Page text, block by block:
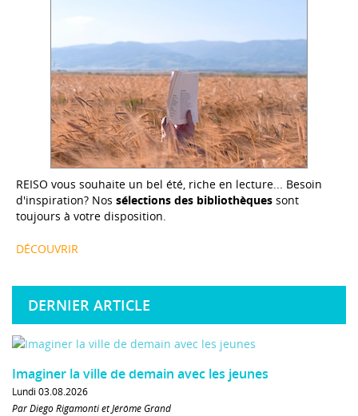
REISO vous souhaite un bel été, riche en lecture... Besoin
d'inspiration? Nos sélections des bibliothèques sont
toujours à votre disposition.
DÉCOUVRIR
DERNIER ARTICLE
Imaginer la ville de demain avec les jeunes
Lundi 03.08.2026
Par Diego Rigamonti et Jérôme Grand